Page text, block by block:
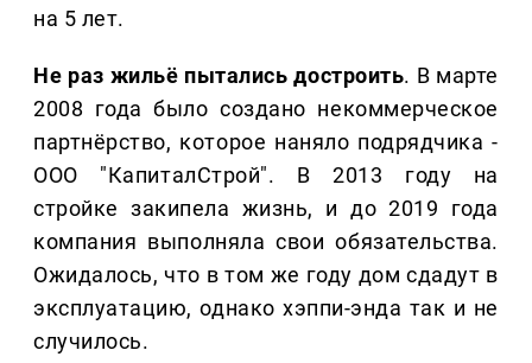
на 5 лет.
Не раз жильё пытались достроить. В марте
2008 года было создано некоммерческое
партнёрство, которое наняло подрядчика -
ООО "КапиталСтрой". В 2013 году на
стройке закипела жизнь, и до 2019 года
компания выполняла свои обязательства.
Ожидалось, что в том же году дом сдадут в
эксплуатацию, однако хэппи-энда так и не
случилось.